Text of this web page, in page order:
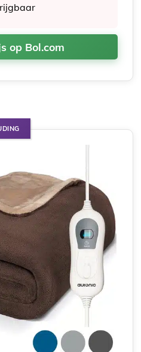
op Bol.com